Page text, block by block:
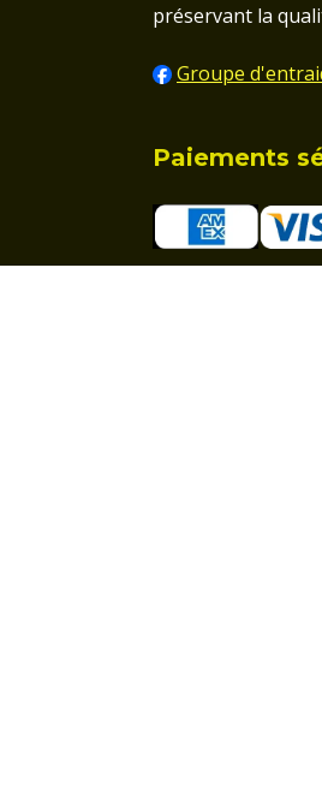
Paiements
préservant la
Groupe